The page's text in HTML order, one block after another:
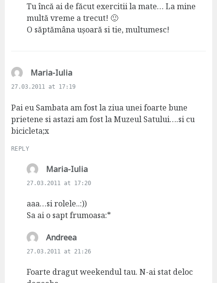
s
:
Tu încă ai de făcut exercitii la mate… La mine
multă vreme a trecut! 🙂
O săptămâna ușoară si tie, multumesc!
Maria-Iulias
a
s
:
27.03.2011 at 17:19
Pai eu Sambata am fost la ziua unei foarte bune
prietene si astazi am fost la Muzeul Satului….si cu
bicicleta;x
REPLY
Maria-Iulias
a
:
27.03.2011 at 17:20
aaa…si rolele..:))
Sa ai o sapt frumoasa:*
Andreeas
a
s
27.03.2011 at 21:26
Foarte dragut weekendul tau. N-ai stat deloc